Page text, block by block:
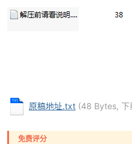
原稿地址.txt (48 Bytes, 下
免费评分